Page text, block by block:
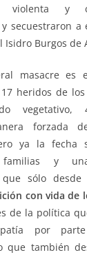
violenta y
secuestraron a
Isidro Burgos de
masacre es
heridos de
forzada
ya la fecha
familias y
sólo desde
con vida de
de la política
por
que también